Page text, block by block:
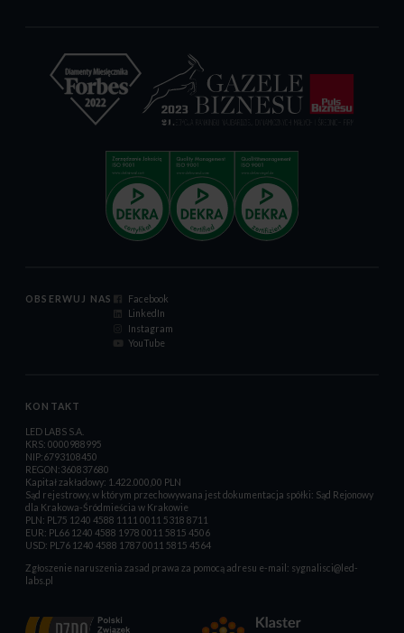
OBSERWUJ NAS
Facebook
LinkedIn
Instagram
YouTube
KONTAKT
LED LABS S.A.
KRS: 0000988995
NIP:6793108450
REGON:360837680
Kapitał zakładowy: 1.422.000,00 PLN
Sąd rejestrowy, w którym przechowywana jest dokumentacja spółki: Sąd Rejonowy
dla Krakowa-Śródmieścia w Krakowie
PLN: PL75 1240 4588 1111 0011 5318 8711
EUR: PL66 1240 4588 1978 0011 5815 4506
USD: PL76 1240 4588 1787 0011 5815 4564
Zgłoszenie naruszenia zasad prawa za pomocą adresu e-mail: sygnalisci@led-
labs.pl